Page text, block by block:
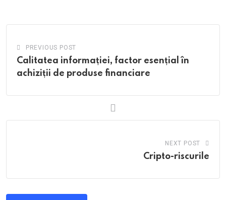
PREVIOUS POST
Calitatea informației, factor esențial în
achiziții de produse financiare
NEXT POST
Cripto-riscurile